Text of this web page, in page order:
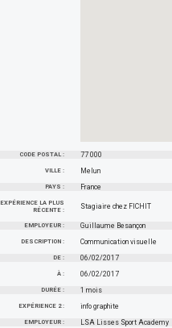
CODE POSTAL : 77 000
VILLE : Melun
PAYS : France
EXPÉRIENCE LA PLUS
RÉCENTE :
Stagiaire chez FICHIT
EMPLOYEUR : Guillaume Besançon
DESCRIPTION : Communication visuelle
DE : 06/02/2017
À : 06/02/2017
DURÉE : 1 mois
EXPÉRIENCE 2 : info graphite
EMPLOYEUR : LSA Lisses Sport Academy